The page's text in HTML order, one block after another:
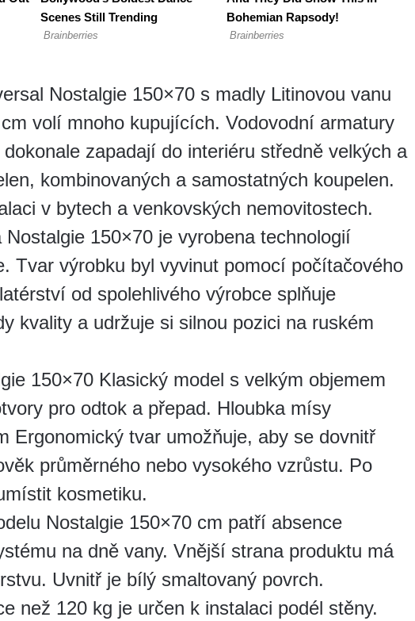
Nostalgie 150×70 s madly Litinovou vanu
volí mnoho kupujících. Vodovodní armatury
zapadají do interiéru středně velkých a
kombinovaných a samostatných koupelen.
v bytech a venkovských nemovitostech.
150×70 je vyrobena technologií
Tvar výrobku byl vyvinut pomocí počítačového
od spolehlivého výrobce splňuje
kvality a udržuje si silnou pozici na ruském
150×70 Klasický model s velkým objemem
pro odtok a přepad. Hloubka mísy
Ergonomický tvar umožňuje, aby se dovnitř
průměrného nebo vysokého vzrůstu. Po
kosmetiku.
Nostalgie 150×70 cm patří absence
na dně vany. Vnější strana produktu má
Uvnitř je bílý smaltovaný povrch.
než 120 kg je určen k instalaci podél stěny.